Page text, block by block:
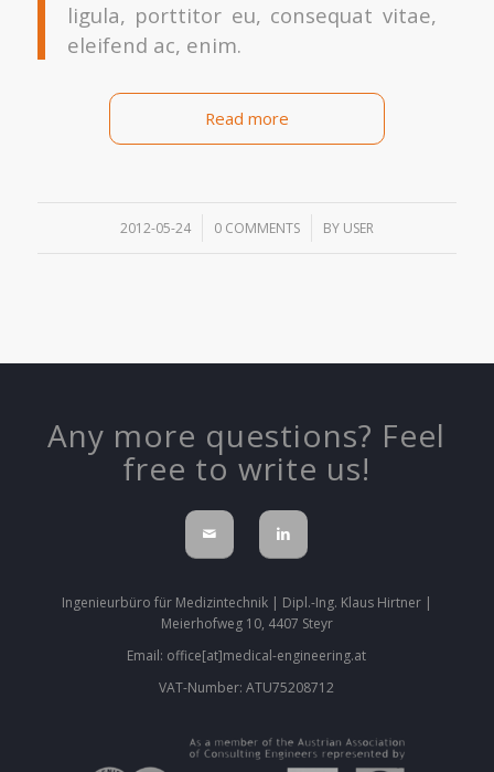
ligula, porttitor eu, consequat vitae,
eleifend ac, enim.
Read more
2012-05-24
/ 0 COMMENTS
/ BY USER
Any more questions? Feel
free to write us!
Ingenieurbüro für Medizintechnik | Dipl.-Ing. Klaus Hirtner |
Meierhofweg 10, 4407 Steyr
Email: office[at]medical-engineering.at
VAT-Number: ATU75208712